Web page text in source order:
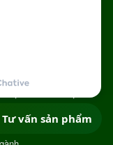
Chữ Tín Triệu
tưởng
Tư vấn sản phẩm